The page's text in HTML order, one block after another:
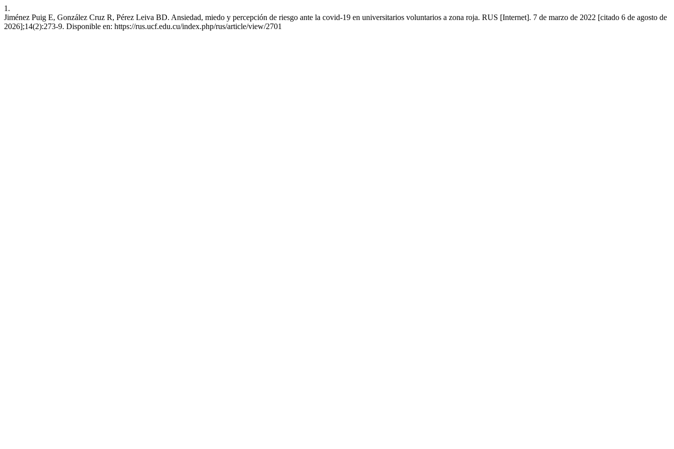
1.
Jiménez Puig E, González Cruz R, Pérez Leiva BD. Ansiedad, miedo y percepción de riesgo ante la covid-19 en universitarios voluntarios a zona roja. RUS [Internet]. 7 de marzo de 2022 [citado 6 de agosto de
2026];14(2):273-9. Disponible en: https://rus.ucf.edu.cu/index.php/rus/article/view/2701